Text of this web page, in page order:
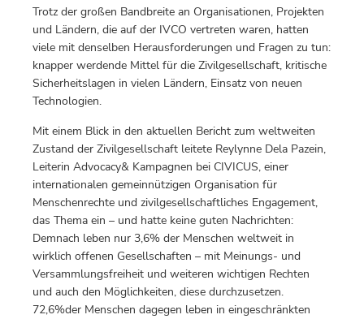
Trotz der großen Bandbreite an Organisationen, Projekten
und Ländern, die auf der IVCO vertreten waren, hatten
viele mit denselben Herausforderungen und Fragen zu tun:
knapper werdende Mittel für die Zivilgesellschaft, kritische
Sicherheitslagen in vielen Ländern, Einsatz von neuen
Technologien.
Mit einem Blick in den aktuellen Bericht zum weltweiten
Zustand der Zivilgesellschaft leitete Reylynne Dela Pazein,
Leiterin Advocacy& Kampagnen bei CIVICUS, einer
internationalen gemeinnützigen Organisation für
Menschenrechte und zivilgesellschaftliches Engagement,
das Thema ein – und hatte keine guten Nachrichten:
Demnach leben nur 3,6% der Menschen weltweit in
wirklich offenen Gesellschaften – mit Meinungs- und
Versammlungsfreiheit und weiteren wichtigen Rechten
und auch den Möglichkeiten, diese durchzusetzen.
72,6%der Menschen dagegen leben in eingeschränkten